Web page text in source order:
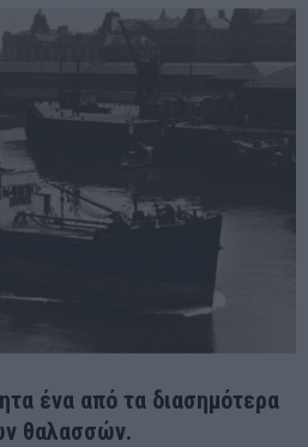
ένα από τα διασημότερα
θαλασσών.